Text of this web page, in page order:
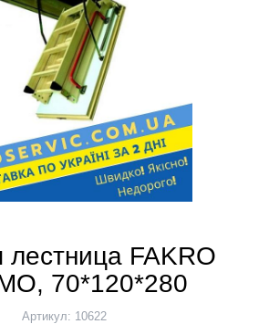
лестница FAKRO
70*120*280
Артикул: 10622